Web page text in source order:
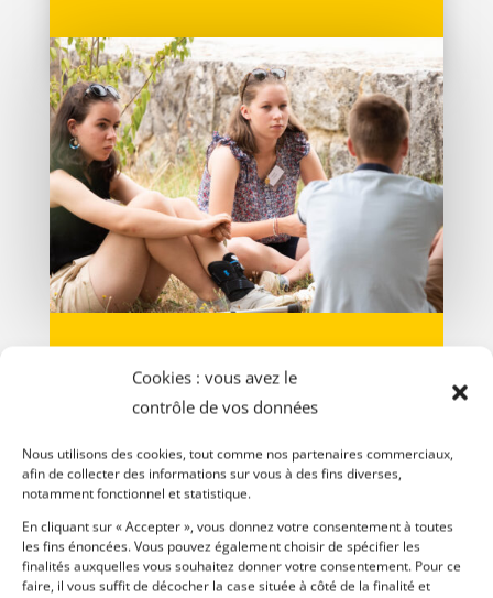
Cookies : vous avez le
contrôle de vos données
Nous utilisons des cookies, tout comme nos partenaires commerciaux,
afin de collecter des informations sur vous à des fins diverses,
notamment fonctionnel et statistique.
En cliquant sur « Accepter », vous donnez votre consentement à toutes
les fins énoncées. Vous pouvez également choisir de spécifier les
finalités auxquelles vous souhaitez donner votre consentement. Pour ce
faire, il vous suffit de décocher la case située à côté de la finalité et
GROUPE SÉNEVÉ
les collégiens, lycéens et
étudiants
qui déplacent des montagnes
!